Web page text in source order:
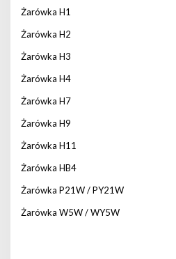
Żarówka H1
Żarówka H2
Żarówka H3
Żarówka H4
Żarówka H7
Żarówka H9
Żarówka H11
Żarówka HB4
Żarówka P21W / PY21W
Żarówka W5W / WY5W